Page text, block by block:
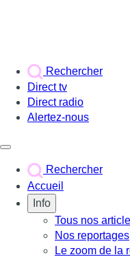
Rechercher
Direct tv
Direct radio
Alertez-nous
Rechercher
Accueil
Info
Tous nos
Nos reportages
Le zoom de la